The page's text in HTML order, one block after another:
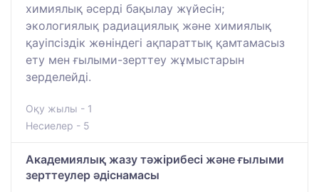
химиялық әсерді бақылау жүйесін;
экологиялық радиациялық және химиялық
қауіпсіздік жөніндегі ақпараттық қамтамасыз
ету мен ғылыми-зерттеу жұмыстарын
зерделейді.
Оқу жылы - 1
Несиелер - 5
Академиялық жазу тәжірибесі және ғылыми
зерттеулер әдіснамасы